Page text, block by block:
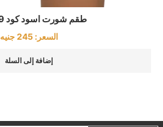
طقم شورت اسود كود 250139
السعر:245 جنيه
إضافة إلى السلة